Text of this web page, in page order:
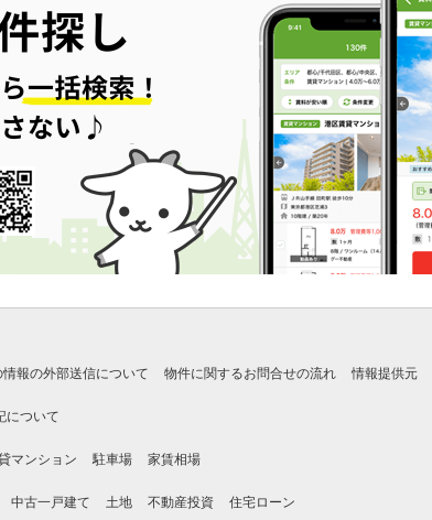
報の外部送信について 物件に関するお問合せの流れ 情報提供元
について
マンション 駐車場 家賃相場
中古一戸建て 土地 不動産投資 住宅ローン